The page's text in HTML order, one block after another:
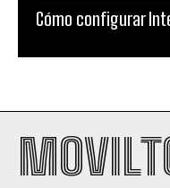
Cómo configurar